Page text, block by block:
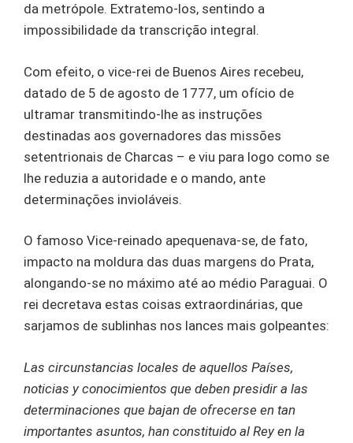
da metrópole. Extratemo-los, sentindo a
impossibilidade da transcrição integral.
Com efeito, o vice-rei de Buenos Aires recebeu,
datado de 5 de agosto de 1777, um ofício de
ultramar transmitindo-lhe as instruções
destinadas aos governadores das missões
setentrionais de Charcas – e viu para logo como se
lhe reduzia a autoridade e o mando, ante
determinações invioláveis.
O famoso Vice-reinado apequenava-se, de fato,
impacto na moldura das duas margens do Prata,
alongando-se no máximo até ao médio Paraguai. O
rei decretava estas coisas extraordinárias, que
sarjamos de sublinhas nos lances mais golpeantes:
Las circunstancias locales de aquellos Países,
noticias y conocimientos que deben presidir a las
determinaciones que bajan de ofrecerse en tan
importantes asuntos, han constituido al Rey en la